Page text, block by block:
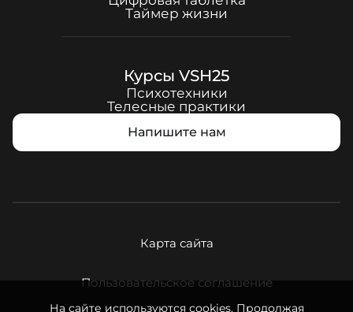
Таймер жизни
Курсы VSH25
Психотехники
Телесные практики
Напишите нам
Карта сайта
Пользовательское соглашение
На сайте используются cookies. Продолжая